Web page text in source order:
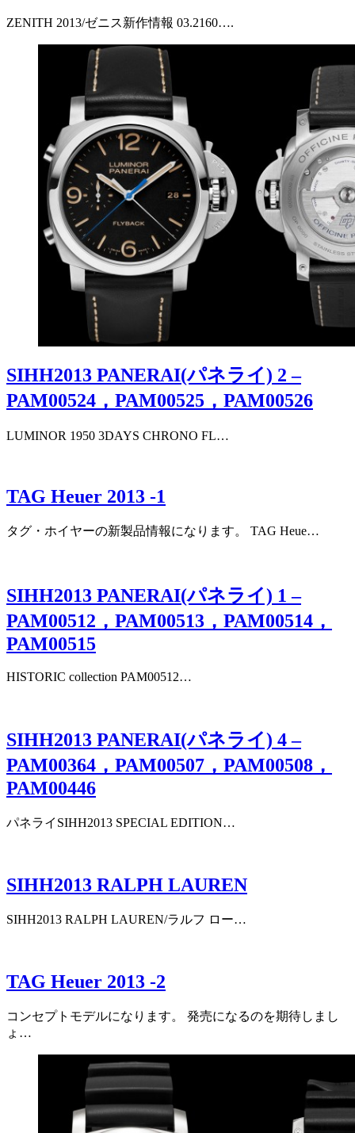
ZENITH 2013/ゼニス新作情報 03.2160….
SIHH2013 PANERAI(パネライ) 2 –
PAM00524，PAM00525，PAM00526
LUMINOR 1950 3DAYS CHRONO FL…
TAG Heuer 2013 -1
タグ・ホイヤーの新製品情報になります。 TAG Heue…
SIHH2013 PANERAI(パネライ) 1 –
PAM00512，PAM00513，PAM00514，
PAM00515
HISTORIC collection PAM00512…
SIHH2013 PANERAI(パネライ) 4 –
PAM00364，PAM00507，PAM00508，
PAM00446
パネライSIHH2013 SPECIAL EDITION…
SIHH2013 RALPH LAUREN
SIHH2013 RALPH LAUREN/ラルフ ロー…
TAG Heuer 2013 -2
コンセプトモデルになります。 発売になるのを期待しまし
ょ…